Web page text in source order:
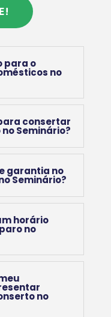
para o
no
consertar
Seminário?
garantia no
Seminário?
horário
no
no